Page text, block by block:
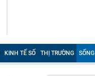
KINH TẾ SỐ THỊ TRƯỜNG SỐNG